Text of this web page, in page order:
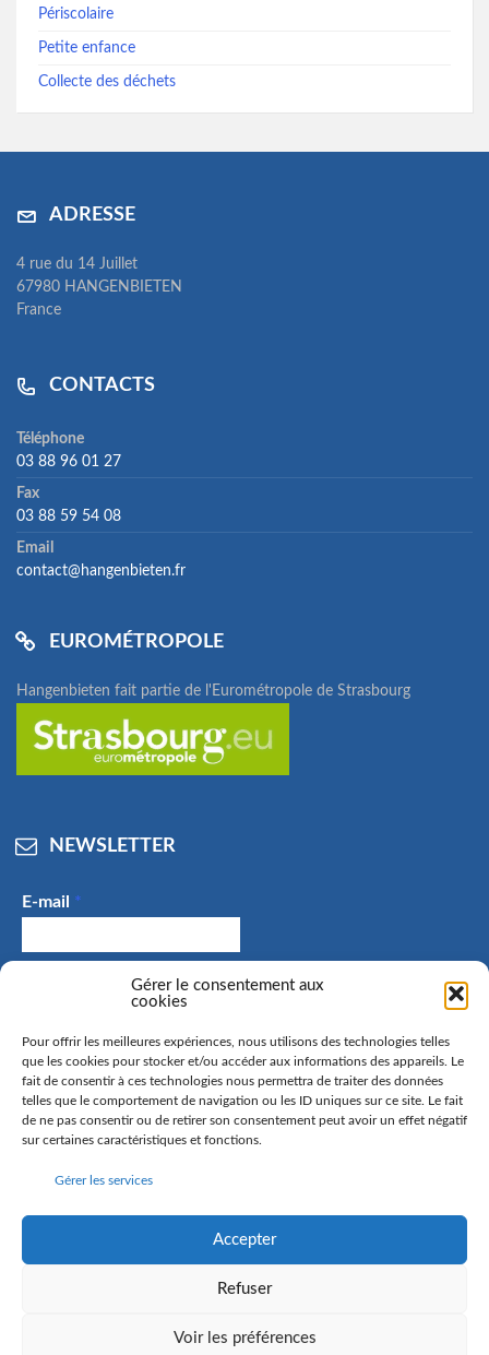
Gérer le consentement aux
cookies
Pour offrir les meilleures expériences, nous utilisons des technologies telles
que les cookies pour stocker et/ou accéder aux informations des appareils. Le
fait de consentir à ces technologies nous permettra de traiter des données
telles que le comportement de navigation ou les ID uniques sur ce site. Le fait
de ne pas consentir ou de retirer son consentement peut avoir un effet négatif
sur certaines caractéristiques et fonctions.
Gérer les services
Accepter
Refuser
Voir les préférences
Périscolaire
Petite enfance
Collecte des déchets
ADRESSE
4 rue du 14 Juillet
67980 HANGENBIETEN
France
CONTACTS
Téléphone
03 88 96 01 27
Fax
03 88 59 54 08
Email
contact@hangenbieten.fr
EUROMÉTROPOLE
Hangenbieten fait partie de l'Eurométropole de Strasbourg
NEWSLETTER
E-mail *
J'accepte de recevoir des e-mails et confirme avoir
pris connaissance de la politique de confidentialité.
La commune de Hangenbieten collecte votre adresse mail
afin de vous envoyer notre lettre d’information. Vous
en savoir plus sur la gestion de vos données personnelles
et pour exercer vos droits, rendez-vous sur la page
politique de confidentialité
2016 Commune de Hangenbieten - RéalisationAnne Vonthron